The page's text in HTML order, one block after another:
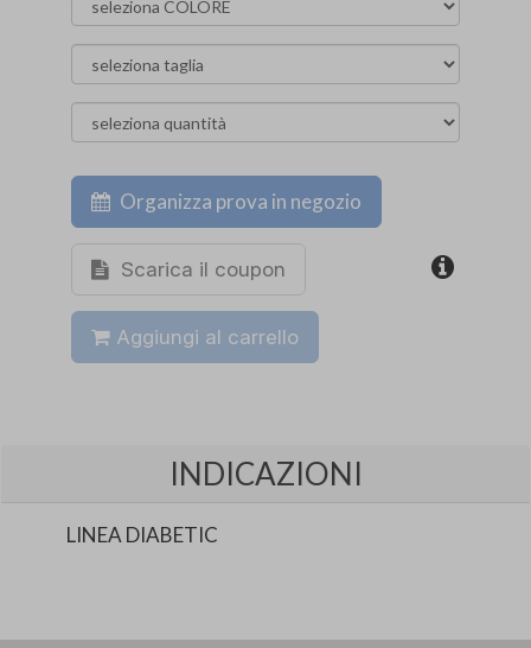
Organizza prova in negozio
Scarica il coupon
Aggiungi al carrello
INDICAZIONI
LINEA DIABETIC